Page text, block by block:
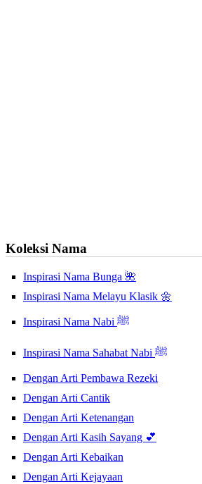
Koleksi Nama
Inspirasi Nama Bunga 🌺
Inspirasi Nama Melayu Klasik 🌼
Inspirasi Nama Nabi ﷺ
Inspirasi Nama Sahabat Nabi ﷺ
Dengan Arti Pembawa Rezeki
Dengan Arti Cantik
Dengan Arti Ketenangan
Dengan Arti Kasih Sayang 💕
Dengan Arti Kebaikan
Dengan Arti Kejayaan